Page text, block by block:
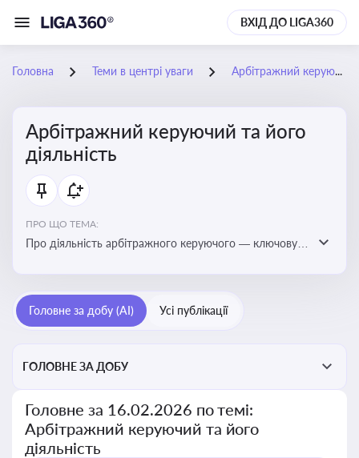
ВХІД ДО LIGA360
Головна Теми в центрі уваги Арбітражний керуючий та його діяльність
Арбітражний керуючий та його
діяльність
ПРО ЩО ТЕМА:
Про діяльність арбітражного керуючого — ключову
Головне за добу (AI) Усі публікації
ГОЛОВНЕ ЗА ДОБУ
Головне за 16.02.2026 по темі:
Арбітражний керуючий та його
діяльність